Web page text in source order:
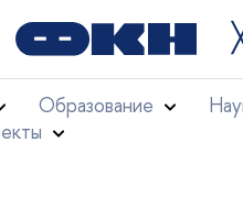
Образование